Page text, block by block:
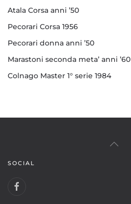
Atala Corsa anni ’50
Pecorari Corsa 1956
Pecorari donna anni ’50
Marastoni seconda meta’ anni ’60
Colnago Master 1° serie 1984
SOCIAL